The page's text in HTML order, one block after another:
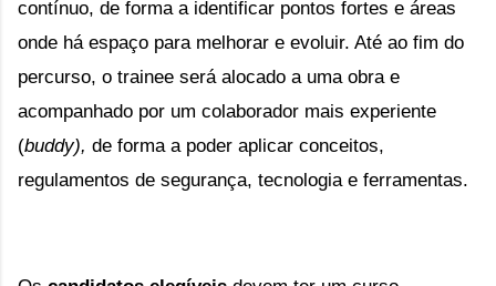
contínuo, de forma a identificar pontos fortes e áreas
onde há espaço para melhorar e evoluir. Até ao fim do
percurso, o trainee será alocado a uma obra e
acompanhado por um colaborador mais experiente
(buddy), de forma a poder aplicar conceitos,
regulamentos de segurança, tecnologia e ferramentas.